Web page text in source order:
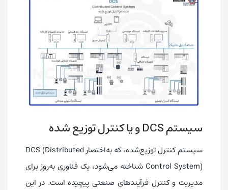
سیستم DCS و یا کنترل توزیع شده
سیستم کنترل توزیع‌شده، که به‌اختصار DCS (Distributed
Control System) شناخته می‌شود، یک فناوری به‌روز برای
مدیریت و کنترل فرآیندهای صنعتی پیچیده است. در این